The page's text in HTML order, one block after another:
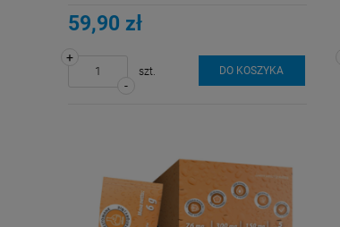
59,90 zł
-
+
szt. DO KOSZYKA